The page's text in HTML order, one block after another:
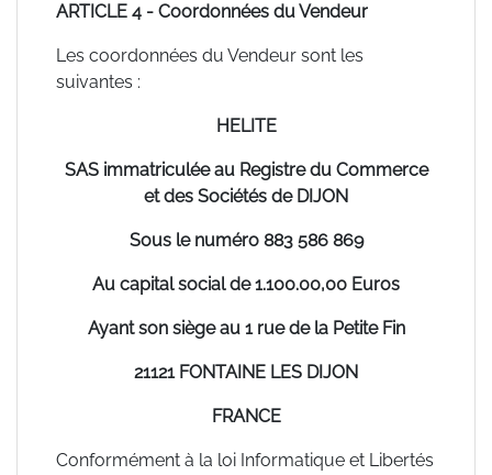
ARTICLE 4 - Coordonnées du Vendeur
Les coordonnées du Vendeur sont les
suivantes :
HELITE
SAS immatriculée au Registre du Commerce
et des Sociétés de DIJON
Sous le numéro 883 586 869
Au capital social de 1.100.00,00 Euros
Ayant son siège au 1 rue de la Petite Fin
21121 FONTAINE LES DIJON
FRANCE
Conformément à la loi Informatique et Libertés